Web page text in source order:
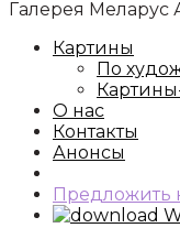
Галерея
Картины
По
О нас
Контакты
Анонсы
Предложить